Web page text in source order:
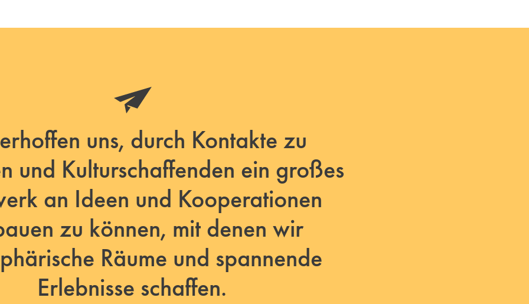
uns, durch Kontakte zu
und Kulturschaffenden ein großes
an Ideen und Kooperationen
zu können, mit denen wir
Räume und spannende
Erlebnisse schaffen.